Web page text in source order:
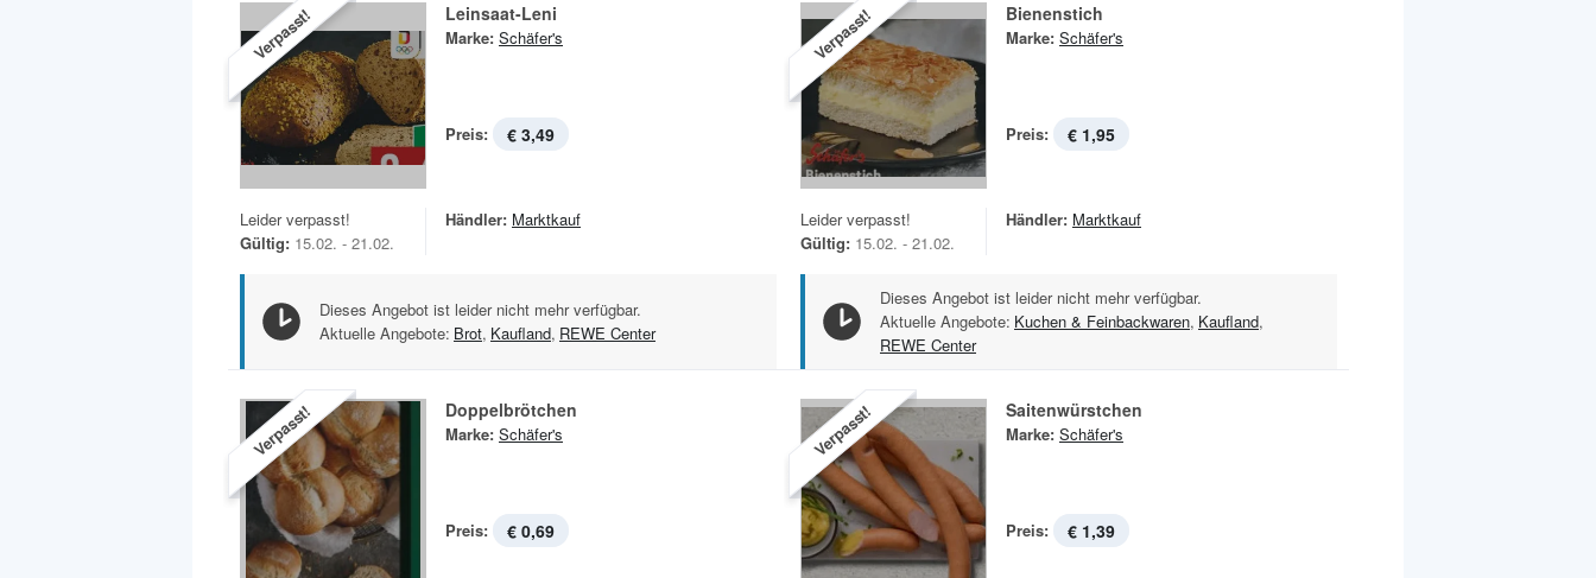
Verpasst! Leinsaat-Leni
Marke: Schäfer's
Preis: € 3,49
Leider verpasst!
Gültig: 15.02. - 21.02.
Händler: Marktkauf
Dieses Angebot ist leider nicht mehr verfügbar.
Aktuelle Angebote: Brot, Kaufland, REWE Center
Verpasst! Bienenstich
Marke: Schäfer's
Preis: € 1,95
Leider verpasst!
Gültig: 15.02. - 21.02.
Händler: Marktkauf
Dieses Angebot ist leider nicht mehr verfügbar.
Aktuelle Angebote: Kuchen & Feinbackwaren, Kaufland,
REWE Center
Verpasst! Doppelbrötchen
Marke: Schäfer's
Preis: € 0,69
Verpasst! Saitenwürstchen
Marke: Schäfer's
Preis: € 1,39